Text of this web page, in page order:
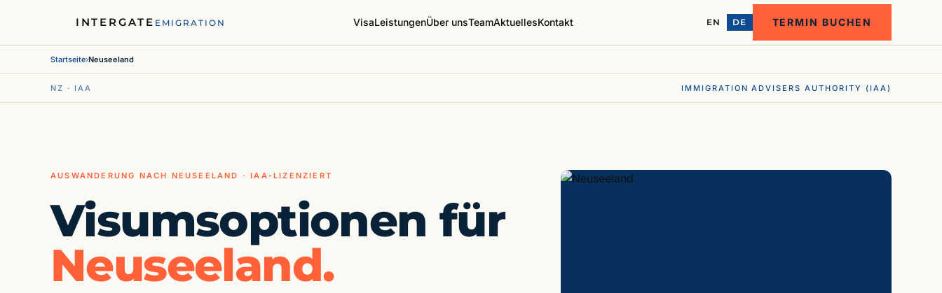
INTERGATE EMIGRATION VisaLeistungenÜber unsTeamAktuellesKontakt EN DE TERMIN BUCHEN
Startseite›Neuseeland
NZ · IAA IMMIGRATION ADVISERS AUTHORITY (IAA)
AUSWANDERUNG NACH NEUSEELAND · IAA-LIZENZIERT
Visumsoptionen für
Neuseeland.